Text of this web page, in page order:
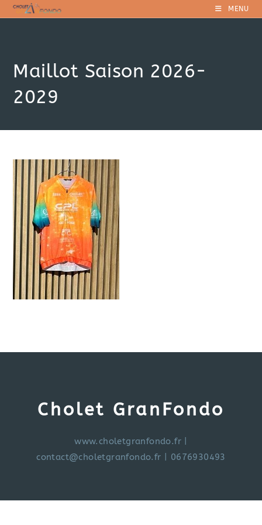
Skip
to
MENU
Maillot Saison 2026-
2029
Cholet GranFondo
www.choletgranfondo.fr
contact@choletgranfondo.fr | 0676930493